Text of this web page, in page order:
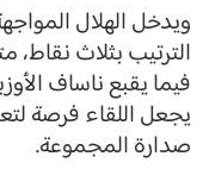
ويدخل الهلال
الترتيب بثلاث نقاط،
فيما يقبع ناساف
يجعل اللقاء فرصة
صدارة المجموعة.